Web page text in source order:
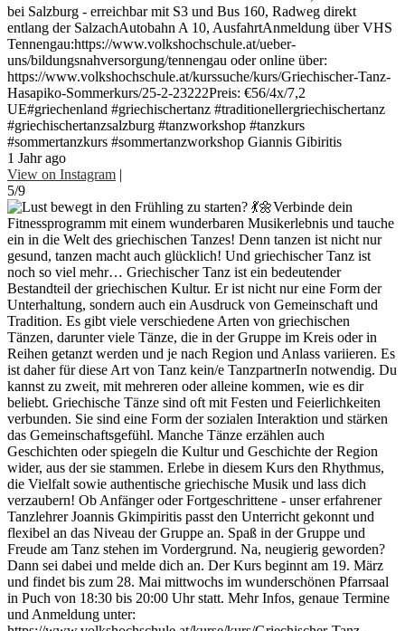
bei Salzburg - erreichbar mit S3 und Bus 160, Radweg direkt
entlang der SalzachAutobahn A 10, AusfahrtAnmeldung über VHS
Tennengau:https://www.volkshochschule.at/ueber-
uns/bildungsnahversorgung/tennengau oder online über:
https://www.volkshochschule.at/kurssuche/kurs/Griechischer-Tanz-
Hasapiko-Sommerkurs/25-2-23222Preis: €56/4x/7,2
UE#griechenland #griechischertanz #traditionellergriechischertanz
#griechischertanzsalzburg #tanzworkshop #tanzkurs
#sommertanzkurs #sommertanzworkshop Giannis Gibiritis
1 Jahr ago
View on Instagram |
5/9